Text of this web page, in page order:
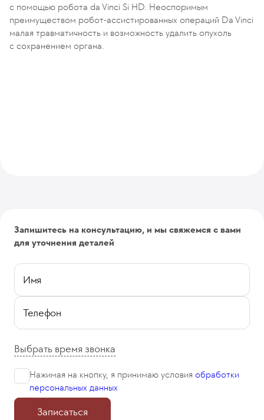
с помощью робота da Vinci Si HD. Неоспоримым
преимуществом робот-ассистированных операций Da Vinci
малая травматичность и возможность удалить опухоль
с сохранением органа.
Запишитесь на консультацию, и мы свяжемся с вами
для уточнения деталей
Имя
Телефон
Выбрать время звонка
Нажимая на кнопку, я принимаю условия обработки
персональных данных
Записаться